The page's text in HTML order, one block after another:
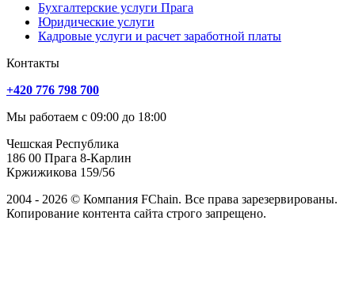
Бухгалтерские услуги Прага
Юридические услуги
Кадровые услуги и расчет заработной платы
Контакты
+420 776 798 700
Мы работаем с 09:00 до 18:00
Чешская Республика
186 00 Прага 8-Карлин
Кржижикова 159/56
2004 - 2026 © Компания FChain. Все права зарезервированы.
Копирование контента сайта строго запрещено.